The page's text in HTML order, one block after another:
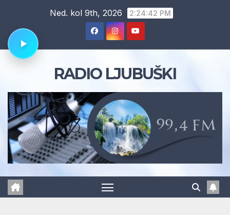
content
Ned. kol 9th, 2026 2:24:42 PM
RADIO LJUBUŠKI